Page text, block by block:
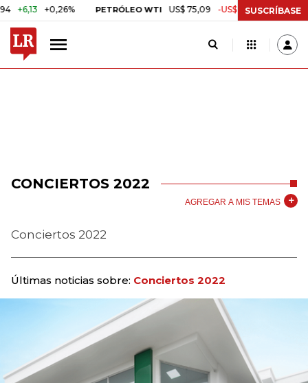
+0,26% PETRÓLEO WTI US$ 75,09 -US$ 0,24 -0,32%
SUSCRÍBASE
CONCIERTOS 2022
AGREGAR A MIS TEMAS
Conciertos 2022
Últimas noticias sobre: Conciertos 2022